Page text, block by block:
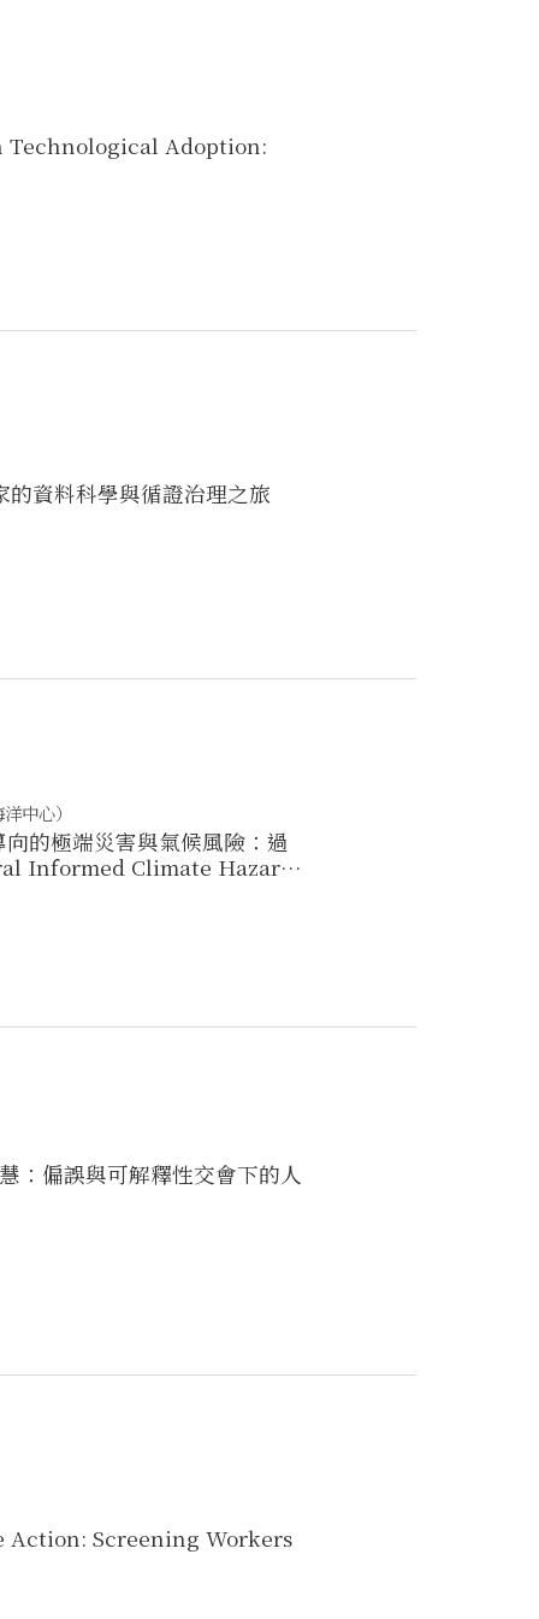
Technological Adoption:
資料科學與循證治理之旅
中心）
的極端災害與氣候風險：過
Informed Climate Hazard
：偏誤與可解釋性交會下的人
Screening Workers